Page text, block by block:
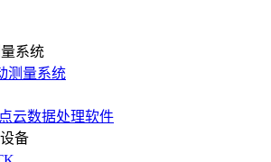
系统
测量系统
云数据处理软件
备